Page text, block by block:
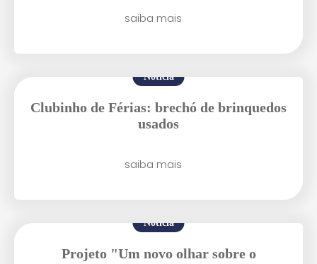
saiba mais
Notícia
Clubinho de Férias: brechó de brinquedos
usados
saiba mais
Notícia
Projeto "Um novo olhar sobre o
Agende uma visita
Enviei um E-mail